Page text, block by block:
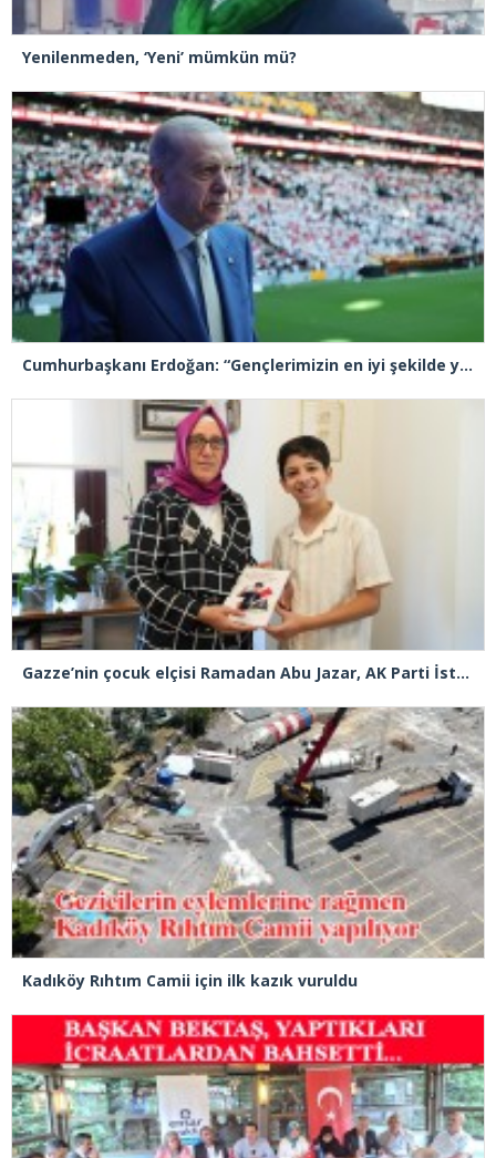
Yenilenmeden, ‘Yeni’ mümkün mü?
Cumhurbaşkanı Erdoğan: “Gençlerimizin en iyi şekilde yetişmeniz için tüm gücümüzle çalışıyoruz”
Gazze’nin çocuk elçisi Ramadan Abu Jazar, AK Parti İstanbul İl Başkanlığını ziyaret etti
Kadıköy Rıhtım Camii için ilk kazık vuruldu